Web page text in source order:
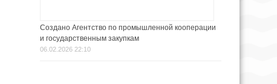
Создано Агентство по промышленной кооперации
и государственным закупкам
06.02.2026 22:10